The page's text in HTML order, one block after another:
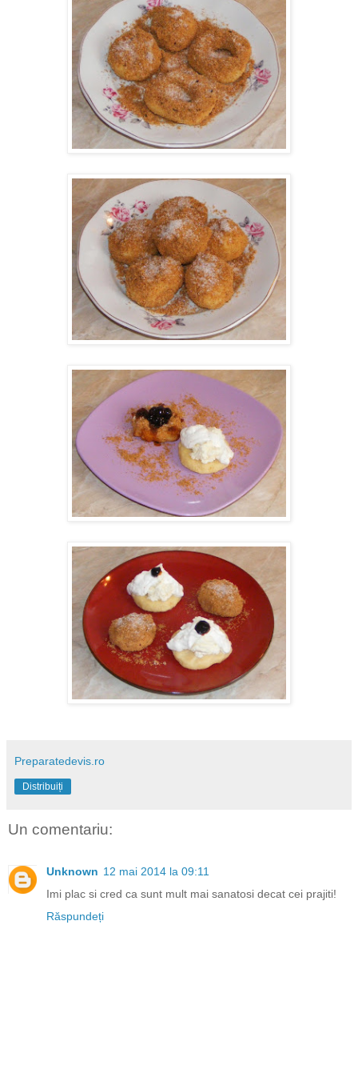
Preparatedevis.ro
Distribuiți
Un comentariu:
Unknown 12 mai 2014 la 09:11
Imi plac si cred ca sunt mult mai sanatosi decat cei prajiti!
Răspundeți